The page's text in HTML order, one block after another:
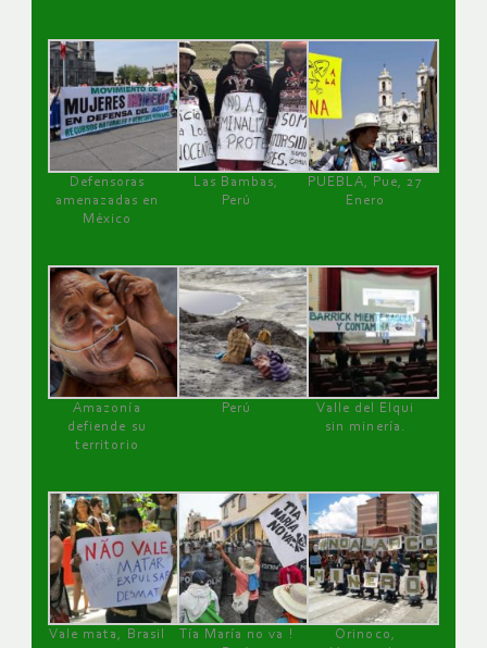
Defensoras
amenazadas en
México
Las Bambas,
Perú
PUEBLA, Pue, 27
Enero
Amazonía
defiende su
territorio
Perú
Valle del Elqui
sin minería.
Vale mata, Brasil
Tía María no va !
Orinoco,